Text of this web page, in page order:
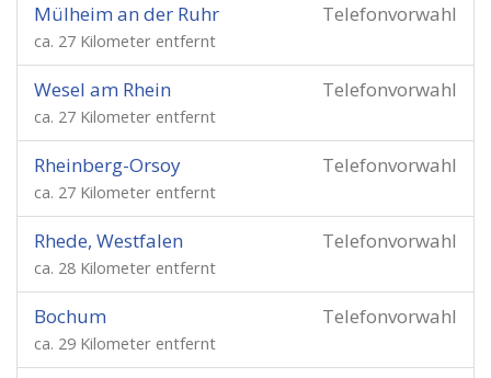
Telefonvorwahl
Mülheim an der Ruhr
ca. 27 Kilometer entfernt
Telefonvorwahl
Wesel am Rhein
ca. 27 Kilometer entfernt
Telefonvorwahl
Rheinberg-Orsoy
ca. 27 Kilometer entfernt
Telefonvorwahl
Rhede, Westfalen
ca. 28 Kilometer entfernt
Telefonvorwahl
Bochum
ca. 29 Kilometer entfernt